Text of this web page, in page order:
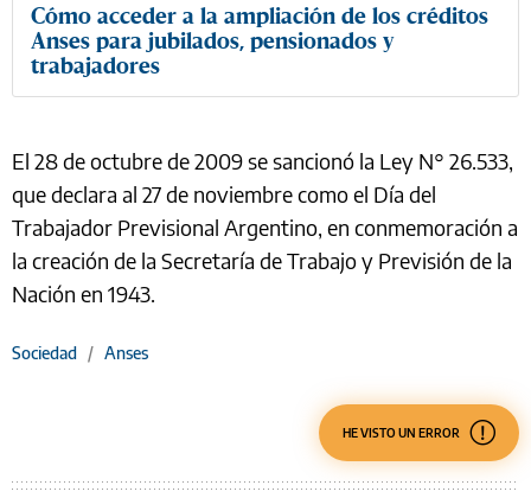
Cómo acceder a la ampliación de los créditos
Anses para jubilados, pensionados y
trabajadores
El 28 de octubre de 2009 se sancionó la Ley N° 26.533,
que declara al 27 de noviembre como el Día del
Trabajador Previsional Argentino, en conmemoración a
la creación de la Secretaría de Trabajo y Previsión de la
Nación en 1943.
Sociedad / Anses
HE VISTO UN ERROR